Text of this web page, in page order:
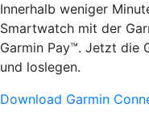
Innerhalb weniger
Smartwatch mit der
Garmin Pay™. Jetzt die
und loslegen.
Download Garmin